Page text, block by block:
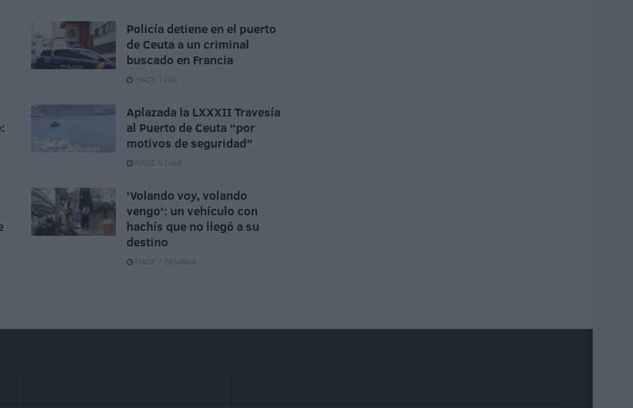
Policía detiene en el puerto
de Ceuta a un criminal
buscado en Francia
HACE 1 DÍA
Aplazada la LXXXII Travesía
al Puerto de Ceuta “por
motivos de seguridad”
HACE 6 DÍAS
'Volando voy, volando
vengo': un vehículo con
hachís que no llegó a su
destino
HACE 1 SEMANA